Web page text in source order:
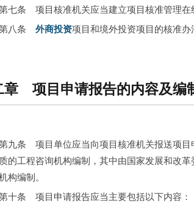
条　项目核准机关应当建立项目核准管理在
条 外商投资项目和境外投资项目的核准
章 项目申请报告的内容及编
条　项目单位应当向项目核准机关报送项目
的工程咨询机构编制，其中由国家发展和改
构编制。
条　项目申请报告应当主要包括以下内容：